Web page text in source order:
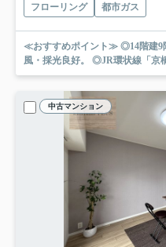
フローリング
都市ガス
≪おすすめポイント≫ ◎14階建9
風・採光良好。 ◎JR環状線「京
中古マンション